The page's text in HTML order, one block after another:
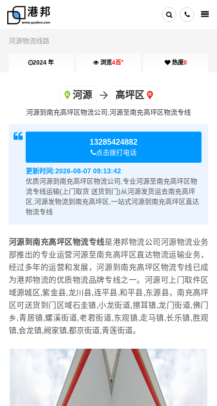
河源物流线路
2024 年 浏览4百+ 热度0
河源 高坪区
河源到南充高坪区物流公司,河源至南充高坪区物流专线
13285424882
点击拨打电话
更新时间:2026-08-07 09:13:42
优质河源到南充高坪区物流公司,专业河源至南充高坪区物
流专线运输(上门取货 送货到门)从河源发货运去南充高坪
区,河源发物流到南充高坪区,一站式河源到南充高坪区直达
物流专线
河源到南充高坪区物流专线是港邦物流公司河源物流业务
部推出的专业运营河源至南充高坪区直达物流运输业务，
经过多年的运营和发展，河源到南充高坪区物流专线已成
为港邦物流的优质物流品牌专线之一。河源可上门取件区
域源城区,紫金县,龙川县,连平县,和平县,东源县，南充高坪
区可送货到门区域石圭镇,小龙街道,擦耳镇,龙门街道,佛门
乡,青居镇,螺溪街道,老君街道,东观镇,走马镇,长乐镇,胜观
镇,会龙镇,阙家镇,都京街道,青莲街道。